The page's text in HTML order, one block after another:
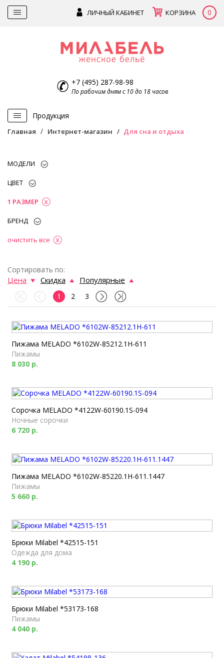
ЛИЧНЫЙ КАБИНЕТ КОРЗИНА 0
+7 (495) 287-98-98
По рабочим дням с 10 до 18 часов
Продукция
Главная Интернет-магазин Для сна и отдыха
МОДЕЛИ
ЦВЕТ
1 РАЗМЕР
БРЕНД
очистить все
Сортировать по:
Цена Скидка Популярные
1 2 3
Пижама MELADO *6102W-85212.1H-611
Пижамы
8 030 р.
Сорочка MELADO *4122W-60190.1S-094
Ночные сорочки
6 720 р.
Пижама MELADO *6102W-85220.1H-611.1447
Пижамы
5 660 р.
Брюки Milabel *42515-151
Одежда для дома
4 190 р.
Брюки Milabel *53173-168
Пижамы
4 040 р.